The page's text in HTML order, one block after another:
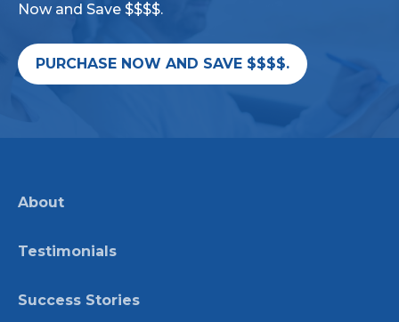
Now and Save $$$$.
PURCHASE NOW AND SAVE $$$$.
About
Testimonials
Success Stories